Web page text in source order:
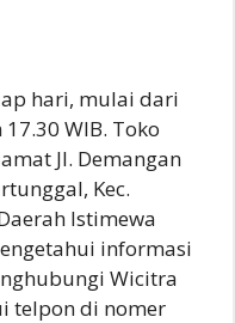
hari, mulai dari
WIB. Toko
Jl. Demangan
Kec.
Istimewa
informasi
Wicitra
telpon di nomer